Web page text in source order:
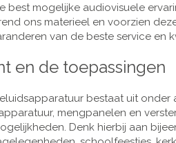
best mogelijke audiovisuele
ons materieel en voorzien
van de beste service en
en de toepassingen
bestaat uit onder
mengpanelen en
Denk hierbij aan